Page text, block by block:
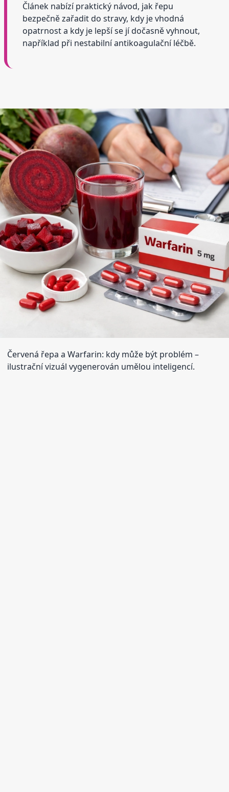
Článek nabízí praktický návod, jak řepu
bezpečně zařadit do stravy, kdy je vhodná
opatrnost a kdy je lepší se jí dočasně vyhnout,
například při nestabilní antikoagulační léčbě.
Červená řepa a Warfarin: kdy může být problém –
ilustrační vizuál vygenerován umělou inteligencí.